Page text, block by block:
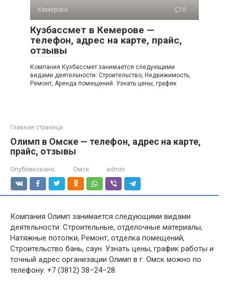
Кемерово 0
Кузбассмет в Кемерове —
телефон, адрес на карте, прайс,
отзывы
Компания Кузбассмет занимается следующими
видами деятельности: Строительство, Недвижимость,
Ремонт, Аренда помещений. Узнать цены, график
Главная страница
Олимп в Омске — телефон, адрес на карте,
прайс, отзывы
Опубликовано: Омск admin
Компания Олимп занимается следующими видами
деятельности: Строительные, отделочные материалы,
Натяжные потолки, Ремонт, отделка помещений,
Строительство бань, саун. Узнать цены, график работы и
точный адрес организации Олимп в г. Омск можно по
телефону: +7 (3812) 38–24–28.